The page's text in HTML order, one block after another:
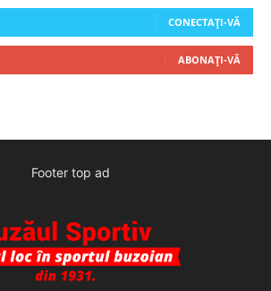
CONECTAȚI-VĂ
ABONAȚI-VĂ
Footer top ad